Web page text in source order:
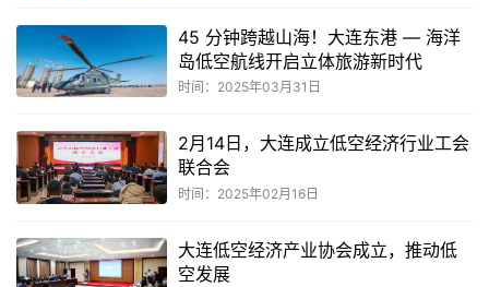
45 分钟跨越山海！大连东港 — 海洋
岛低空航线开启立体旅游新时代
时间：2025年03月31日
2月14日，大连成立低空经济行业工会
联合会
时间：2025年02月16日
大连低空经济产业协会成立，推动低
空发展